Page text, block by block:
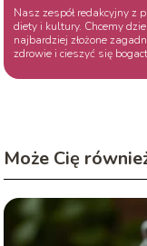
Nasz zespół redakcyjny z
diety i kultury. Chcemy
najbardziej złożone
zdrowie i cieszyć się
Może Cię